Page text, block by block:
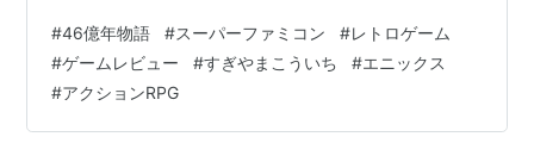
ったり、ゲーム音楽が大好きで、すぎやまこういちさん
が関わっているゲームを見つけると、つい気になってし
まうほどだった。 そんな時に中古ゲームショップで見つ
けたのが『46億年物語』。 最初は、エニックスのゲーム
#46億年物語 #スーパーファミコン #レトロゲーム
#ゲームレビュー #すぎやまこういち #エニックス
#アクションRPG